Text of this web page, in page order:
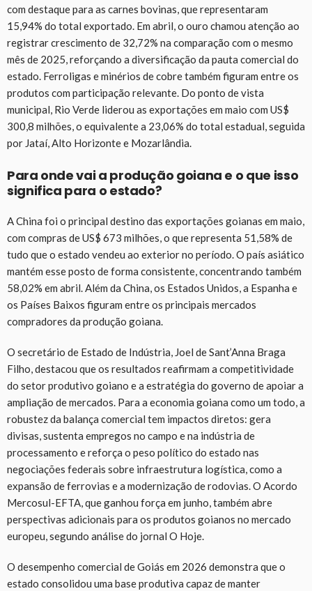
com destaque para as carnes bovinas, que representaram
15,94% do total exportado. Em abril, o ouro chamou atenção ao
registrar crescimento de 32,72% na comparação com o mesmo
mês de 2025, reforçando a diversificação da pauta comercial do
estado. Ferroligas e minérios de cobre também figuram entre os
produtos com participação relevante. Do ponto de vista
municipal, Rio Verde liderou as exportações em maio com US$
300,8 milhões, o equivalente a 23,06% do total estadual, seguida
por Jataí, Alto Horizonte e Mozarlândia.
Para onde vai a produção goiana e o que isso
significa para o estado?
A China foi o principal destino das exportações goianas em maio,
com compras de US$ 673 milhões, o que representa 51,58% de
tudo que o estado vendeu ao exterior no período. O país asiático
mantém esse posto de forma consistente, concentrando também
58,02% em abril. Além da China, os Estados Unidos, a Espanha e
os Países Baixos figuram entre os principais mercados
compradores da produção goiana.
O secretário de Estado de Indústria, Joel de Sant’Anna Braga
Filho, destacou que os resultados reafirmam a competitividade
do setor produtivo goiano e a estratégia do governo de apoiar a
ampliação de mercados. Para a economia goiana como um todo, a
robustez da balança comercial tem impactos diretos: gera
divisas, sustenta empregos no campo e na indústria de
processamento e reforça o peso político do estado nas
negociações federais sobre infraestrutura logística, como a
expansão de ferrovias e a modernização de rodovias. O Acordo
Mercosul-EFTA, que ganhou força em junho, também abre
perspectivas adicionais para os produtos goianos no mercado
europeu, segundo análise do jornal O Hoje.
O desempenho comercial de Goiás em 2026 demonstra que o
estado consolidou uma base produtiva capaz de manter